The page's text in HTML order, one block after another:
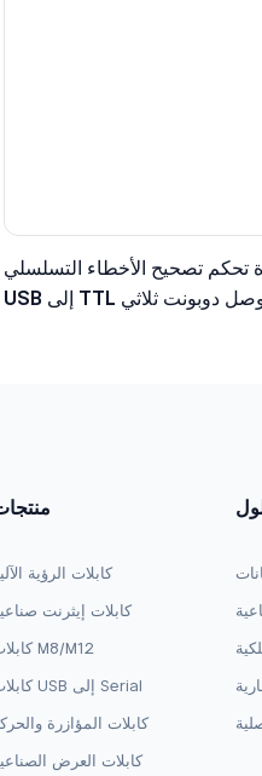
تحكم تصحيح الأخطاء التسلسلي
USB إلى TTL مع موصل دوبونت ثلاثي
كابلات الرؤية
كابلات إيثرنت
كابلات M8/M12
كابلات USB إلى Serial
كابلات المؤازرة
كابلات العرض